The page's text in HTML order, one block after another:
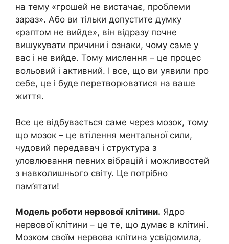
на тему «грошей не вистачає, проблеми
зараз». Або ви тільки допустите думку
«раптом не вийде», він відразу почне
вишукувати причини і ознаки, чому саме у
вас і не вийде. Тому мислення – це процес
вольовий і активний. І все, що ви уявили про
себе, це і буде перетворюватися на ваше
життя.
Все це відбувається саме через мозок, тому
що мозок – це втілення ментальної сили,
чудовий передавач і структура з
уловлювання певних вібрацій і можливостей
з навколишнього світу. Це потрібно
пам’ятати!
Модель роботи нервової клітини. Ядро
нервової клітини – це те, що думає в клітині.
Мозком своїм нервова клітина усвідомила,